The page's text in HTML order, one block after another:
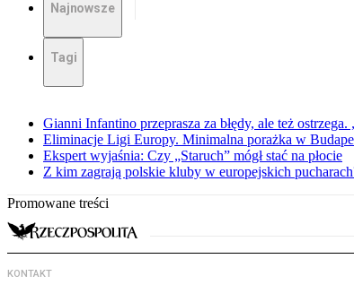
Najnowsze
Tagi
Gianni Infantino przeprasza za błędy, ale też
Eliminacje Ligi Europy. Minimalna porażka w
Ekspert wyjaśnia: Czy „Staruch” mógł stać na płocie
Z kim zagrają polskie kluby w europejskich
Promowane treści
KONTAKT